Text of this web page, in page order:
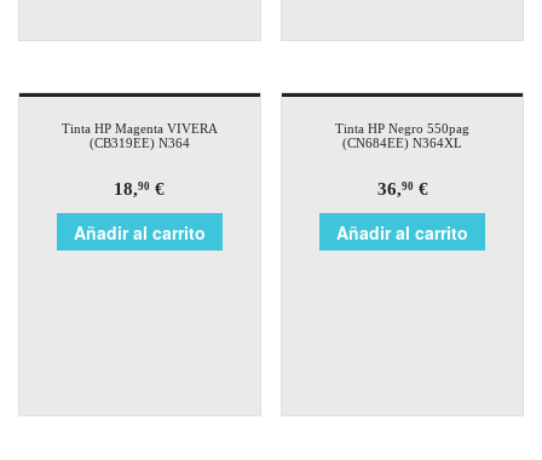
Tinta HP Magenta VIVERA
(CB319EE) N364
18,90 €
Añadir al carrito
Tinta HP Negro 550pag
(CN684EE) N364XL
36,90€
Añadir al carrito